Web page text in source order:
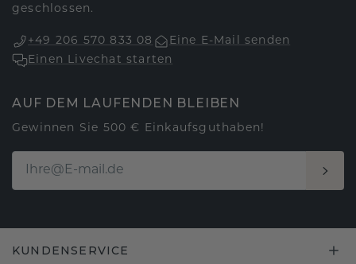
geschlossen.
+49 206 570 833 08
Eine E-Mail senden
Einen Livechat starten
AUF DEM LAUFENDEN BLEIBEN
Gewinnen Sie 500 € Einkaufsguthaben!
KUNDENSERVICE